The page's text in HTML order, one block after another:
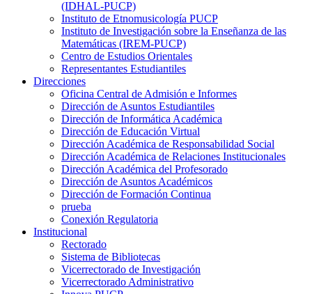
(IDHAL-PUCP)
Instituto de Etnomusicología PUCP
Instituto de Investigación sobre la Enseñanza de las
Matemáticas (IREM-PUCP)
Centro de Estudios Orientales
Representantes Estudiantiles
Direcciones
Oficina Central de Admisión e Informes
Dirección de Asuntos Estudiantiles
Dirección de Informática Académica
Dirección de Educación Virtual
Dirección Académica de Responsabilidad Social
Dirección Académica de Relaciones Institucionales
Dirección Académica del Profesorado
Dirección de Asuntos Académicos
Dirección de Formación Continua
prueba
Conexión Regulatoria
Institucional
Rectorado
Sistema de Bibliotecas
Vicerrectorado de Investigación
Vicerrectorado Administrativo